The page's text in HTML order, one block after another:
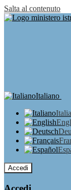
Salta al contenuto
Italiano
Accedi